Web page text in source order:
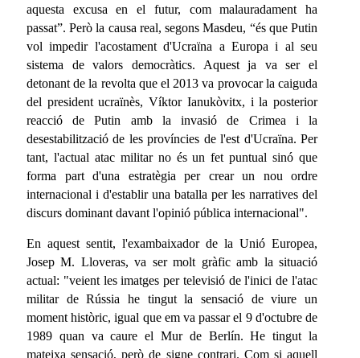
aquesta excusa en el futur, com malauradament ha
passat”. Però la causa real, segons Masdeu, “és que Putin
vol impedir l'acostament d'Ucraïna a Europa i al seu
sistema de valors democràtics. Aquest ja va ser el
detonant de la revolta que el 2013 va provocar la caiguda
del president ucraïnès, Víktor Ianukòvitx, i la posterior
reacció de Putin amb la invasió de Crimea i la
desestabilització de les províncies de l'est d'Ucraïna. Per
tant, l'actual atac militar no és un fet puntual sinó que
forma part d'una estratègia per crear un nou ordre
internacional i d'establir una batalla per les narratives del
discurs dominant davant l'opinió pública internacional".
En aquest sentit, l'exambaixador de la Unió Europea,
Josep M. Lloveras, va ser molt gràfic amb la situació
actual: "veient les imatges per televisió de l'inici de l'atac
militar de Rússia he tingut la sensació de viure un
moment històric, igual que em va passar el 9 d'octubre de
1989 quan va caure el Mur de Berlín. He tingut la
mateixa sensació, però de signe contrari. Com si aquell